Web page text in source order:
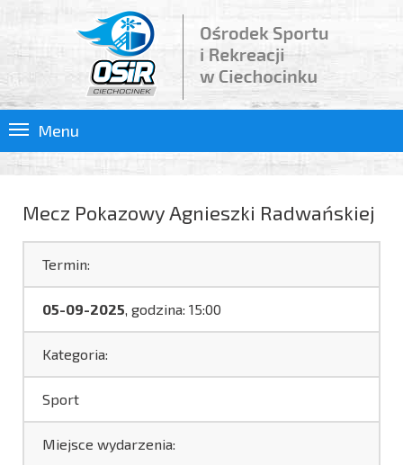
Menu
Mecz Pokazowy Agnieszki Radwańskiej
Termin:
05-09-2025, godzina: 15:00
Kategoria:
Sport
Miejsce wydarzenia: